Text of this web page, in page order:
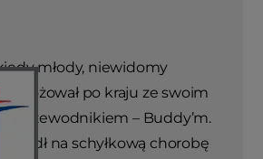
młody, niewidomy
po kraju ze swoim
przewodnikiem – Buddy’m.
na schyłkową chorobę